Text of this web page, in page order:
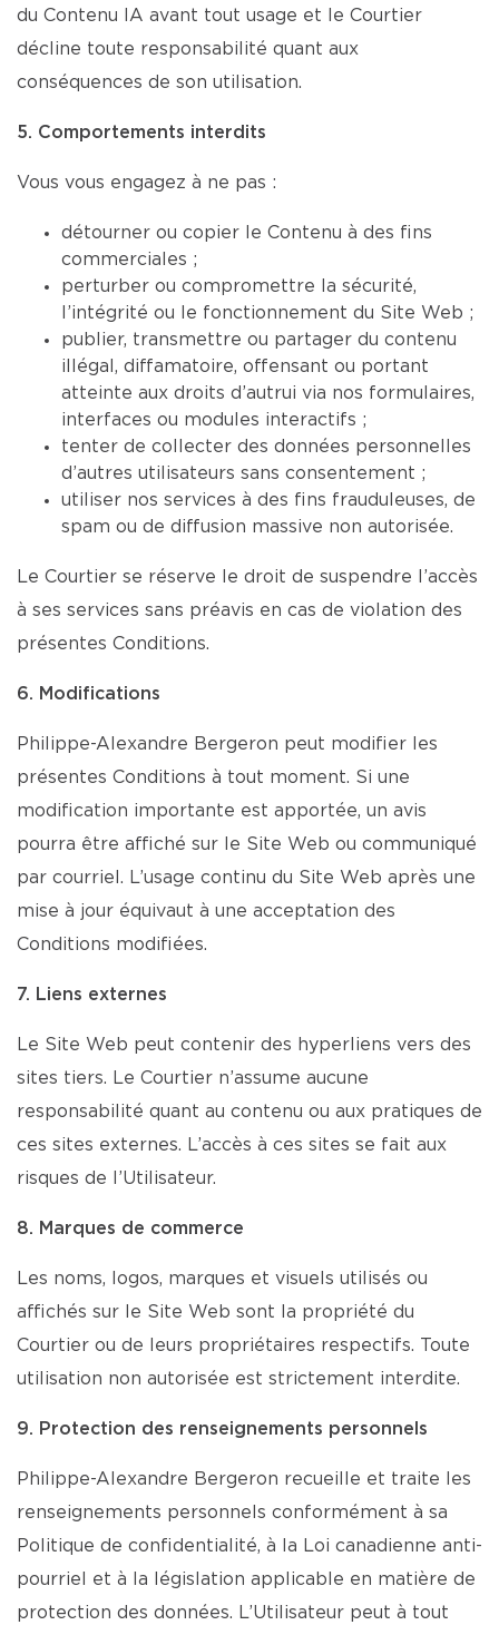
du Contenu IA avant tout usage et le Courtier
décline toute responsabilité quant aux
conséquences de son utilisation.
5. Comportements interdits
Vous vous engagez à ne pas :
détourner ou copier le Contenu à des fins
commerciales ;
perturber ou compromettre la sécurité,
l’intégrité ou le fonctionnement du Site Web ;
publier, transmettre ou partager du contenu
illégal, diffamatoire, offensant ou portant
atteinte aux droits d’autrui via nos formulaires,
interfaces ou modules interactifs ;
tenter de collecter des données personnelles
d’autres utilisateurs sans consentement ;
utiliser nos services à des fins frauduleuses, de
spam ou de diffusion massive non autorisée.
Le Courtier se réserve le droit de suspendre l’accès
à ses services sans préavis en cas de violation des
présentes Conditions.
6. Modifications
Philippe-Alexandre Bergeron peut modifier les
présentes Conditions à tout moment. Si une
modification importante est apportée, un avis
pourra être affiché sur le Site Web ou communiqué
par courriel. L’usage continu du Site Web après une
mise à jour équivaut à une acceptation des
Conditions modifiées.
7. Liens externes
Le Site Web peut contenir des hyperliens vers des
sites tiers. Le Courtier n’assume aucune
responsabilité quant au contenu ou aux pratiques de
ces sites externes. L’accès à ces sites se fait aux
risques de l’Utilisateur.
8. Marques de commerce
Les noms, logos, marques et visuels utilisés ou
affichés sur le Site Web sont la propriété du
Courtier ou de leurs propriétaires respectifs. Toute
utilisation non autorisée est strictement interdite.
9. Protection des renseignements personnels
Philippe-Alexandre Bergeron recueille et traite les
renseignements personnels conformément à sa
Politique de confidentialité, à la Loi canadienne anti-
pourriel et à la législation applicable en matière de
protection des données. L’Utilisateur peut à tout